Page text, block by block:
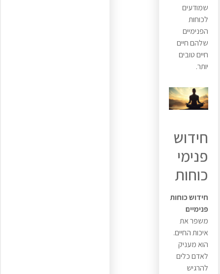
שמודעים
לכוחות
הפנימיים
שלהם חיים
חיים טובים
יותר.
חידוש
פנימי
כוחות
חידוש כוחות
פנימיים
משפר את
איכות החיים.
הוא מעניק
לאדם כלים
להרגיש